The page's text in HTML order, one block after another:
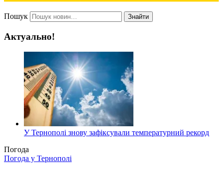
Пошук Знайти
Актуально!
У Тернополі знову зафіксували температурний рекорд
Погода
Погода у Тернополі